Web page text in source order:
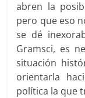
abren la
pero que eso
se dé
Gramsci, es
situación
orientarla
política la que